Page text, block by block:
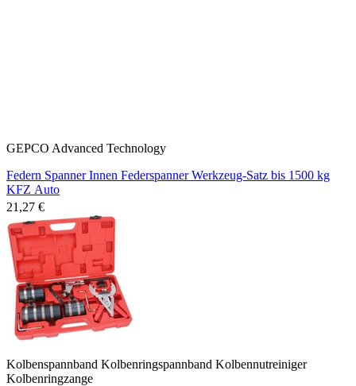
GEPCO Advanced Technology
Federn Spanner Innen Federspanner Werkzeug-Satz bis 1500 kg
KFZ Auto
21,27 €
Kolbenspannband Kolbenringspannband Kolbennutreiniger
Kolbenringzange